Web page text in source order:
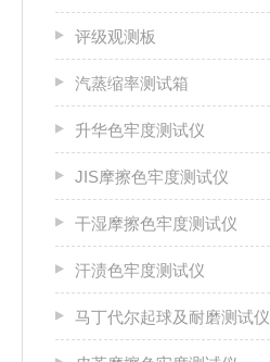
评级观测板
汽蒸缩率测试箱
升华色牢度测试仪
JIS摩擦色牢度测试仪
干湿摩擦色牢度测试仪
汗渍色牢度测试仪
马丁代尔起球及耐磨测试仪